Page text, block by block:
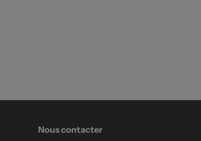
Nous contacter